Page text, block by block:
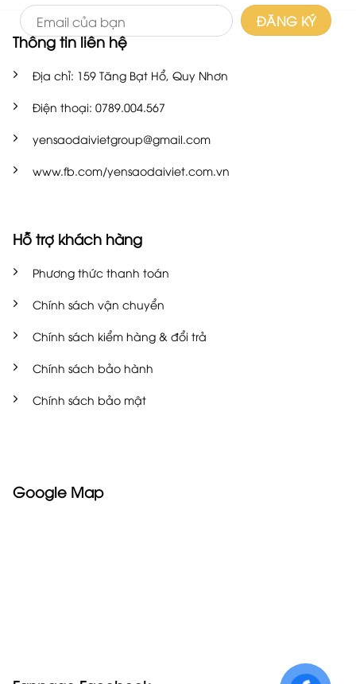
Thông tin liên hệ
Địa chỉ: 159 Tăng Bạt Hổ, Quy Nhơn
Điện thoại: 0789.004.567
yensaodaivietgroup@gmail.com
www.fb.com/yensaodaiviet.com.vn
Hỗ trợ khách hàng
Phương thức thanh toán
Chính sách vận chuyển
Chính sách kiểm hàng & đổi trả
Chính sách bảo hành
Chính sách bảo mật
Google Map